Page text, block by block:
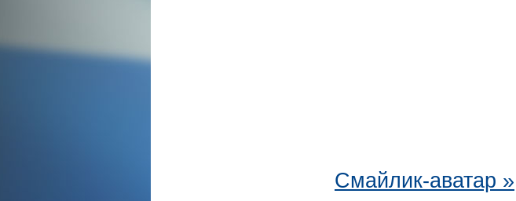
Смайлик-аватар »